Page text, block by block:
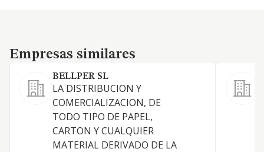
Empresas similares
Empresas similares
BELLPER SL
LA DISTRIBUCION Y
COMERCIALIZACION, DE
TODO TIPO DE PAPEL,
CARTON Y CUALQUIER
MATERIAL DERIVADO DE LA